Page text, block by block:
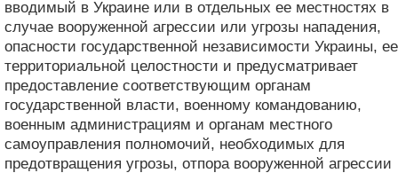
вводимый в Украине или в отдельных ее местностях в
случае вооруженной агрессии или угрозы нападения,
опасности государственной независимости Украины, ее
территориальной целостности и предусматривает
предоставление соответствующим органам
государственной власти, военному командованию,
военным администрациям и органам местного
самоуправления полномочий, необходимых для
предотвращения угрозы, отпора вооруженной агрессии